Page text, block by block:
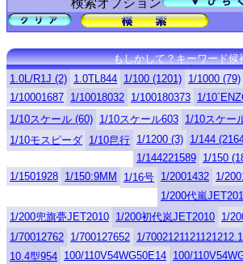
検索オプション
もしかして？キーワード候
1.0L/R1J (2) 1.0TL844 1/100 (1201) 1/1000 (79)
1/10001687 1/10018032 1/100180373 1/
1/10スケール (60) 1/10スケール603 1/10スケー
1/10モスピーダ 1/10皀行 1/1200 (3) 1/144
1/144221589 1/150
1/1501928 1/150:9MM 1/16号 1/2001432 1/
1/200代嵐
1/200兜旗甍JET2010 1/200初代岚JET2010 1/
1/70012762 1/700127652 1/7002121121121212.1
10.4型954 100/110V54WG50E14 100/